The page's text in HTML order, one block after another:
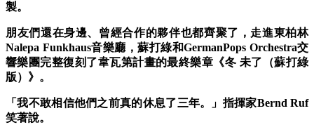
製。
朋友們還在身邊、曾經合作的夥伴也都齊聚了，走進東柏林
Nalepa Funkhaus音樂廳，蘇打綠和GermanPops Orchestra交
響樂團完整復刻了韋瓦第計畫的最終樂章《冬 未了（蘇打綠
版）》。
「我不敢相信他們之前真的休息了三年。」指揮家Bernd Ruf
笑著說。